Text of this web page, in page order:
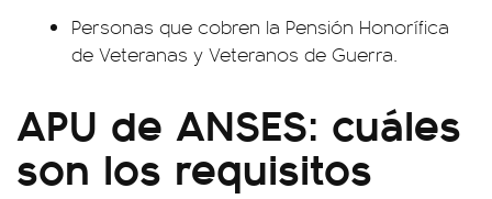
Personas que cobren la Pensión Honorífica
de Veteranas y Veteranos de Guerra.
APU de ANSES: cuáles
son los requisitos